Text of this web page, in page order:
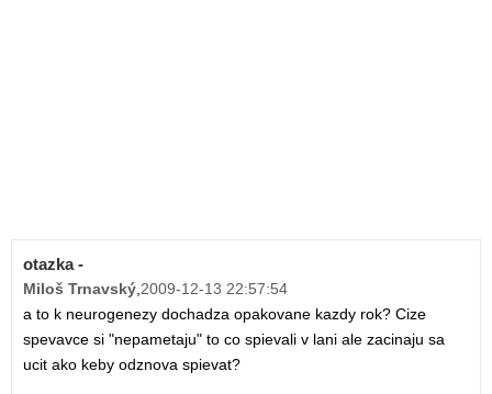
otazka -
Miloš Trnavský 2009-12-13 22:57:54
a to k neurogenezy dochadza opakovane kazdy rok? Cize
spevavce si "nepametaju" to co spievali v lani ale zacinaju sa
ucit ako keby odznova spievat?